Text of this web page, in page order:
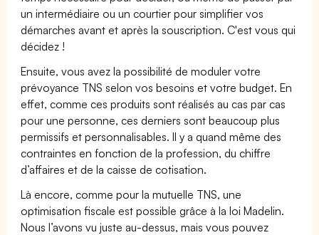
un intermédiaire ou un courtier pour simplifier vos
démarches avant et après la souscription. C'est vous qui
décidez !
Ensuite, vous avez la possibilité de moduler votre
prévoyance TNS selon vos besoins et votre budget. En
effet, comme ces produits sont réalisés au cas par cas
pour une personne, ces derniers sont beaucoup plus
permissifs et personnalisables. Il y a quand même des
contraintes en fonction de la profession, du chiffre
d’affaires et de la caisse de cotisation.
Là encore, comme pour la mutuelle TNS, une
optimisation fiscale est possible grâce à la loi Madelin.
Nous l’avons vu juste au-dessus, mais vous pouvez